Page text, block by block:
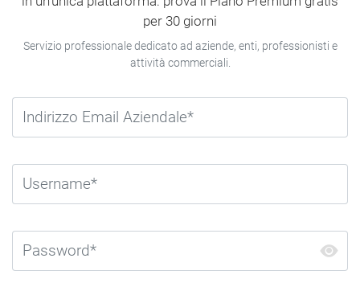
per 30 giorni
Servizio professionale dedicato ad aziende, enti, professionisti e
attività commerciali.